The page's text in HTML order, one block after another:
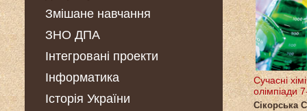
Змішане навчання
ЗНО ДПА
Інтегровані проекти
Інформатика
Історія України
Сучасні
олімпіади
Сікорська